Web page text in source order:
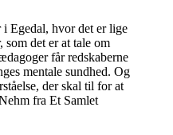
Egedal, hvor det er lige
som det er at tale om
får redskaberne
mentale sundhed. Og
der skal til for at
fra Et Samlet